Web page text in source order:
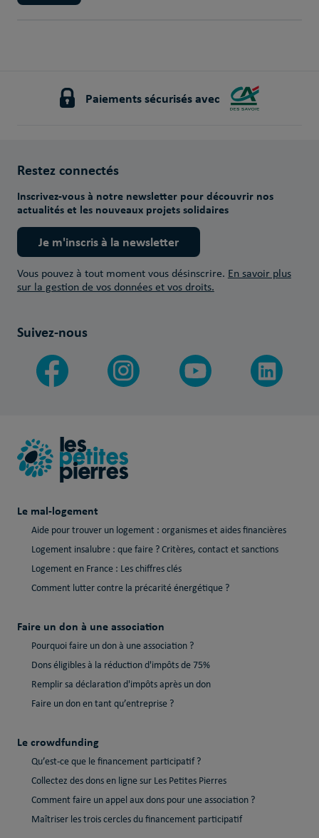
Paiements sécurisés avec
Restez connectés
Inscrivez-vous à notre newsletter pour découvrir nos
actualités et les nouveaux projets solidaires
Je m'inscris à la newsletter
Vous pouvez à tout moment vous désinscrire. En savoir plus
sur la gestion de vos données et vos droits.
Suivez-nous
Le mal-logement
Aide pour trouver un logement : organismes et aides financières
Logement insalubre : que faire ? Critères, contact et sanctions
Logement en France : Les chiffres clés
Comment lutter contre la précarité énergétique ?
Faire un don à une association
Pourquoi faire un don à une association ?
Dons éligibles à la réduction d'impôts de 75%
Remplir sa déclaration d'impôts après un don
Faire un don en tant qu’entreprise ?
Le crowdfunding
Qu’est-ce que le financement participatif ?
Collectez des dons en ligne sur Les Petites Pierres
Comment faire un appel aux dons pour une association ?
Maîtriser les trois cercles du financement participatif